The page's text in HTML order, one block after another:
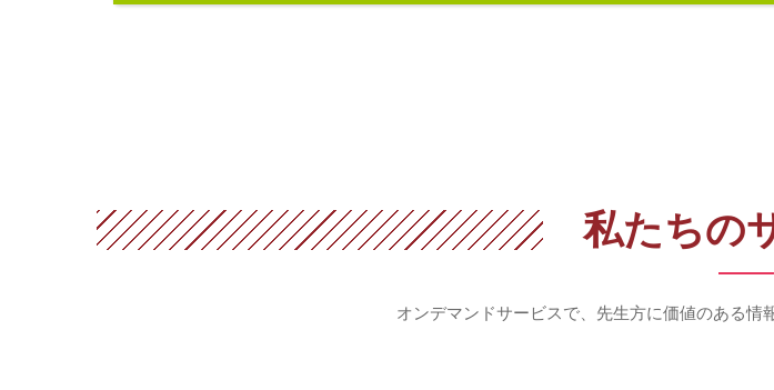
私たちの
オンデマンドサービスで、先生方に価値のある情